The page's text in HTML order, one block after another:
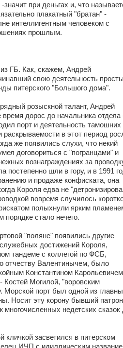
значит при деньгах и, что
плакатный "братан" -
интеллигентным человеком с
прошлым.
ГБ. Как, скажем, Андрей
свою деятельность
питерского "Большого дома".
розыскной талант, Андрей
дорос до начальника отдела
порт и деятельность тамошних
раскрываемости в этот период
же появились слухи, что некий
договориться с "погранцами" и
вознаграждениях за
постепенно шли в гору, и в 1991
и продаже конфиската, она
Короля едва не
вовремя случилось
полыхнули ярким
стало нечего.
"поляне" появились другие
достижений Короля,
тандеме с коллегой по ФСБ,
отчеству Валентинычем, было
Константином Карольевичем
Костей Могилой, "воровским
Морской порт был одной из
Носит эту корону бывший патрон
недетских сказок
кличкой засветился в питерском
ИЧП с идиллическим